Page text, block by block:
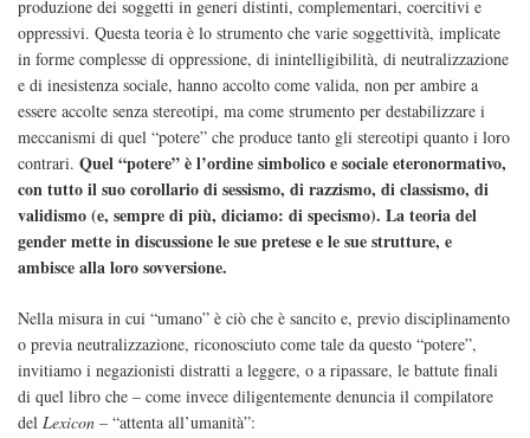
produzione dei soggetti in generi distinti, complementari, coercitivi e
oppressivi. Questa teoria è lo strumento che varie soggettività, implicate
in forme complesse di oppressione, di inintelligibilità, di neutralizzazione
e di inesistenza sociale, hanno accolto come valida, non per ambire a
essere accolte senza stereotipi, ma come strumento per destabilizzare i
meccanismi di quel “potere” che produce tanto gli stereotipi quanto i loro
contrari. Quel “potere” è l’ordine simbolico e sociale eteronormativo,
con tutto il suo corollario di sessismo, di razzismo, di classismo, di
validismo (e, sempre di più, diciamo: di specismo). La teoria del
gender mette in discussione le sue pretese e le sue strutture, e
ambisce alla loro sovversione.
Nella misura in cui “umano” è ciò che è sancito e, previo disciplinamento
o previa neutralizzazione, riconosciuto come tale da questo “potere”,
invitiamo i negazionisti distratti a leggere, o a ripassare, le battute finali
di quel libro che – come invece diligentemente denuncia il compilatore
del Lexicon – “attenta all’umanità”: